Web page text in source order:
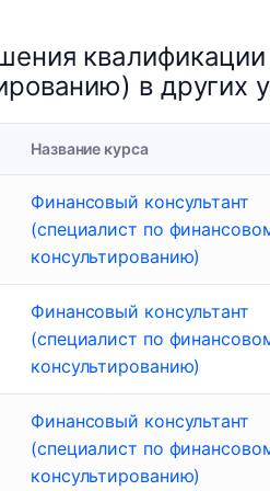
в других
Название курса
Финансовый консультант
(специалист по
консультированию)
Финансовый консультант
(специалист по
консультированию)
Финансовый консультант
(специалист по
консультированию)